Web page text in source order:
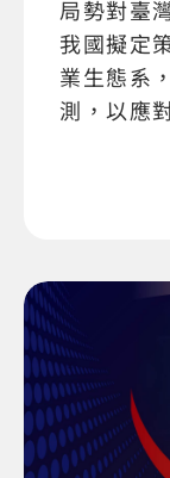
局勢對臺
我國擬定
業生態系
測，以應